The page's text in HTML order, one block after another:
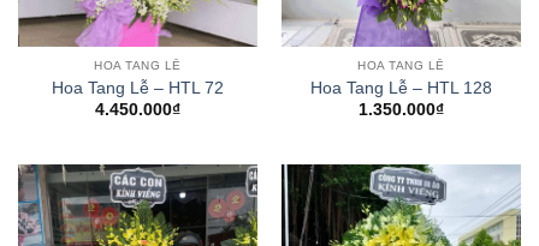
HOA TANG LỄ
Hoa Tang Lễ – HTL 72
4.450.000₫
HOA TANG LỄ
Hoa Tang Lễ – HTL 128
1.350.000₫